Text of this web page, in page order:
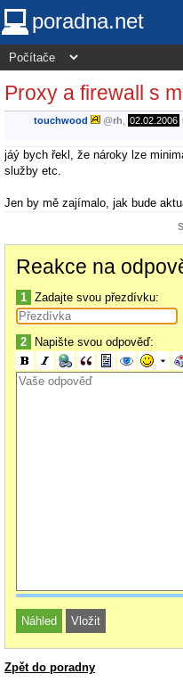
poradna.net
Proxy a firewall s
touchwood @rh 02.02.2006
jáý bych řekl, že nároky lze
služby etc.
Jen by mě zajímalo, jak bude
Reakce na
1 Zadajte svou přezdívku:
2 Napište svou odpověď:
Zpět do poradny